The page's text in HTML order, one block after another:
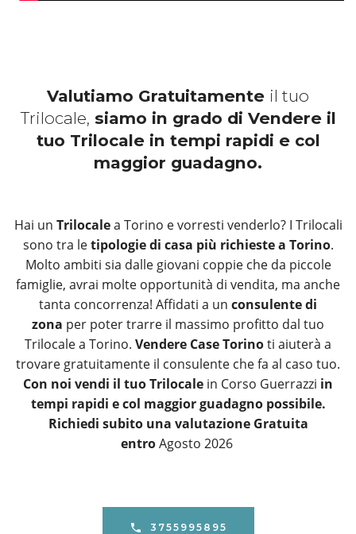
Valutiamo Gratuitamente il tuo
Trilocale, siamo in grado di Vendere il
tuo Trilocale in tempi rapidi e col
maggior guadagno.
Hai un Trilocalea Torino e vorresti venderlo? I Trilocali
sono tra letipologie di casa più richieste a Torino.
Molto ambiti sia dalle giovani coppie che da piccole
famiglie, avrai molte opportunità di vendita, ma anche
tanta concorrenza! Affidati a un consulente di
zona per poter trarre il massimo profitto dal tuo
Trilocale a Torino. Vendere Case Torinoti aiuterà a
trovare gratuitamente il consulente che fa al caso tuo.
Con noi vendi il tuo Trilocale in Corso Guerrazzi in
tempi rapidi e col maggior guadagno possibile.
Richiedi subito una valutazione Gratuita
entroAgosto 2026
3755995895